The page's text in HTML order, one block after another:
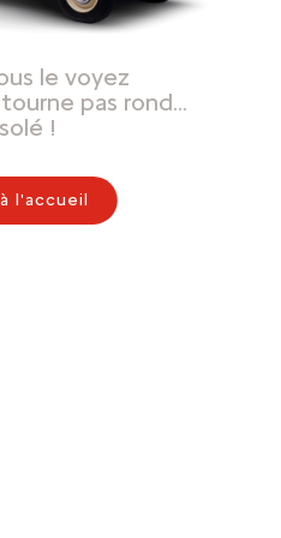
le voyez
pas rond…
!
l'accueil